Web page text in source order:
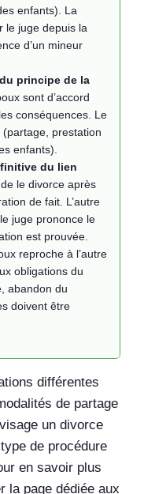
enfants). La
le juge depuis la
d’un mineur
principe de la
sont d’accord
conséquences. Le
prestation
enfants).
du lien
le divorce après
de fait. L’autre
juge prononce le
est prouvée.
reproche à l’autre
obligations du
abandon du
doivent être
différentes
de partage
un divorce
de procédure
en savoir plus
la page dédiée aux